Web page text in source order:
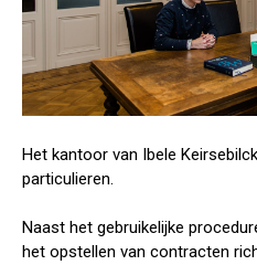
Het kantoor van Ibele
particulieren.
Naast het gebruikelijke
het opstellen van contracten